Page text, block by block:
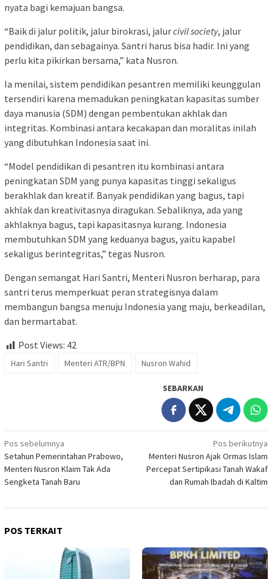
nyata bagi kemajuan bangsa.
“Baik di jalur politik, jalur birokrasi, jalurcivil society, jalur
pendidikan, dan sebagainya. Santri harus bisa hadir. Ini yang
perlu kita pikirkan bersama,” kata Nusron.
Ia menilai, sistem pendidikan pesantren memiliki keunggulan
tersendiri karena memadukan peningkatan kapasitas sumber
daya manusia (SDM) dengan pembentukan akhlak dan
integritas. Kombinasi antara kecakapan dan moralitas inilah
yang dibutuhkan Indonesia saat ini.
“Model pendidikan di pesantren itu kombinasi antara
peningkatan SDM yang punya kapasitas tinggi sekaligus
berakhlak dan kreatif. Banyak pendidikan yang bagus, tapi
akhlak dan kreativitasnya diragukan. Sebaliknya, ada yang
akhlaknya bagus, tapi kapasitasnya kurang. Indonesia
membutuhkan SDM yang keduanya bagus, yaitu kapabel
sekaligus berintegritas,” tegas Nusron.
Dengan semangat Hari Santri, Menteri Nusron berharap, para
santri terus memperkuat peran strategisnya dalam
membangun bangsa menuju Indonesia yang maju, berkeadilan,
dan bermartabat.
Post Views: 42
Hari Santri Menteri ATR/BPN Nusron Wahid
SEBARKAN
Navigasi
pos
Pos sebelumnya
Setahun Pemerintahan Prabowo,
Menteri Nusron Klaim Tak Ada
Sengketa Tanah Baru
Pos berikutnya
Menteri Nusron Ajak Ormas Islam
Percepat Sertipikasi Tanah Wakaf
dan Rumah Ibadah di Kaltim
POS TERKAIT